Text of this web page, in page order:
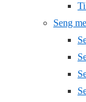
Seng